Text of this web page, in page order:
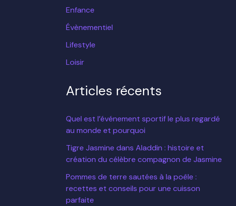
Enfance
Évènementiel
Lifestyle
Loisir
Articles récents
Quel est l’événement sportif le plus regardé
au monde et pourquoi
Tigre Jasmine dans Aladdin : histoire et
création du célèbre compagnon de Jasmine
Pommes de terre sautées à la poêle :
recettes et conseils pour une cuisson
parfaite